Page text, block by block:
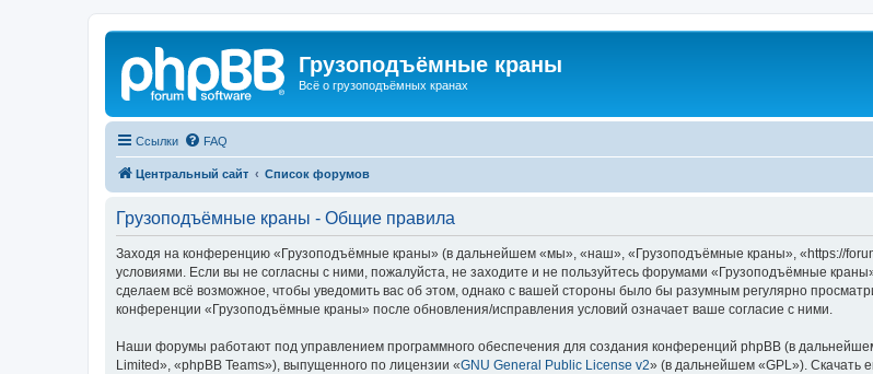
Грузоподъёмные краны
Всё о грузоподъёмных кранах
Ссылки FAQ
Центральный сайт Список форумов
Грузоподъёмные краны - Общие правила
Заходя на конференцию «Грузоподъёмные краны» (в дальнейшем «мы», «наш», «Грузоподъёмные краны», «https://
условиями. Если вы не согласны с ними, пожалуйста, не заходите и не пользуйтесь форумами «Грузоподъёмные
сделаем всё возможное, чтобы уведомить вас об этом, однако с вашей стороны было бы разумным регулярно
конференции «Грузоподъёмные краны» после обновления/исправления условий означает ваше согласие с ними.
Наши форумы работают под управлением программного обеспечения для создания конференций phpBB (в
Limited», «phpBB Teams»), выпущенного по лицензии «GNU General Public License v2» (в дальнейшем «GPL»). Скачать